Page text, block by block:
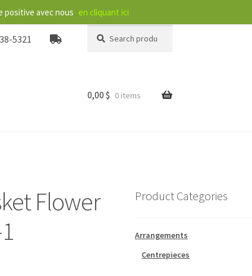
5321
for:
h
0,00$ 0 items
Flower
Product Categories
Arrangements
Centrepieces
positive avec nous en cliquant ici